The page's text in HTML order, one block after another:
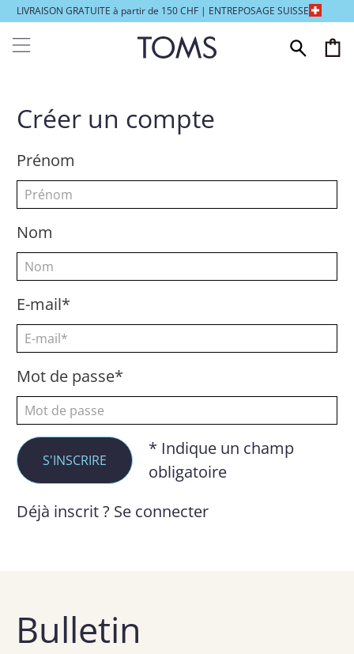
LIVRAISON GRATUITE à partir de 150 CHF | ENTREPOSAGE SUISSE
Créer un compte
Prénom
Nom
E-mail*
Mot de passe*
* Indique un champ
obligatoire
Déjà inscrit ? Se connecter
Bulletin